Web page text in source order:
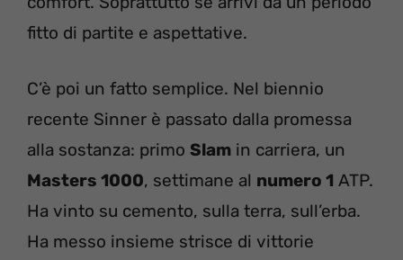
fitto di partite e aspettative.
C’è poi un fatto semplice. Nel biennio
recente Sinner è passato dalla promessa
alla sostanza: primo Slam in carriera, un
Masters 1000, settimane al numero 1 ATP.
Ha vinto su cemento, sulla terra, sull’erba.
Ha messo insieme strisce di vittorie